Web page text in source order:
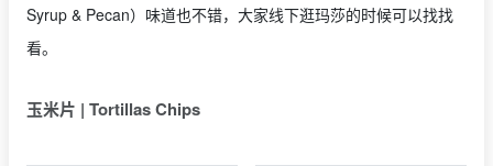
Syrup & Pecan）味道也不错，大家线下逛玛莎的时候可以找找
看。
玉米片 | Tortillas Chips